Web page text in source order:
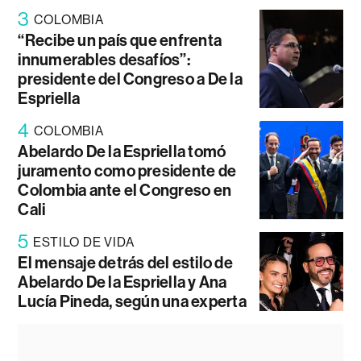
3 COLOMBIA
“Recibe un país que enfrenta
innumerables desafíos”:
presidente del Congreso a De la
Espriella
4 COLOMBIA
Abelardo De la Espriella tomó
juramento como presidente de
Colombia ante el Congreso en
Cali
5 ESTILO DE VIDA
El mensaje detrás del estilo de
Abelardo De la Espriella y Ana
Lucía Pineda, según una experta